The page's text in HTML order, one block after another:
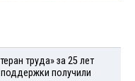
труда» за 25 лет
получили